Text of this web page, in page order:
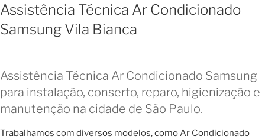
Assistência Técnica Ar Condicionado
Samsung Vila Bianca
Assistência Técnica Ar Condicionado Samsung
para instalação, conserto, reparo, higienização e
manutenção na cidade de São Paulo.
Trabalhamos com diversos modelos, como Ar Condicionado